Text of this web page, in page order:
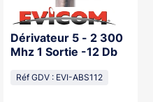
Dérivateur 5 - 2 300
Mhz 1 Sortie -12 Db
Réf GDV : EVI-ABS112